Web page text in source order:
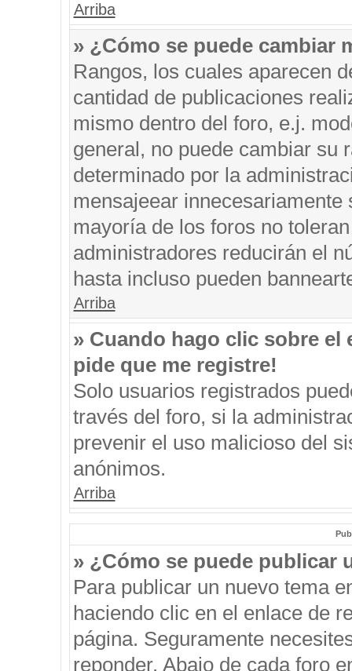
Arriba
» ¿Cómo se puede cambiar
Rangos, los cuales aparecen
cantidad de publicaciones
mismo dentro del foro, e.j.
general, no puede cambiar su
determinado por la
mensajeear
mayoría de los foros no
administradores reducirán el
hasta incluso pueden
Arriba
» Cuando hago clic sobre el
pide que me registre!
Solo usuarios registrados
través del foro, si la
prevenir el uso malicioso del
anónimos.
Arriba
» ¿Cómo se puede publicar
Para publicar un nuevo tema
haciendo clic en el enlace de
página. Seguramente
reponder. Abajo de cada foro